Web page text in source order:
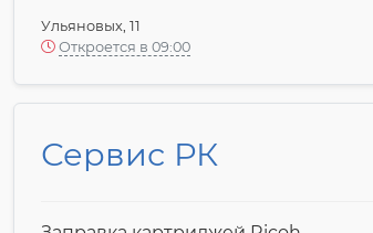
Ульяновых, 11
Откроется в 09:00
Сервис РК